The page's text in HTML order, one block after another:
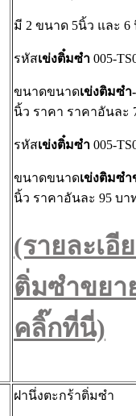
มี 2 ขนาด 5นิ้ว และ 6
รหัสเข่งติ๋มซำ 005-
ขนาดขนาดเข่งติมซ
นิ้ว ราคา ราคาอันละ
รหัสเข่งติ๋มซำ 005-
ขนาดขนาดเข่งติมซำ
นิ้ว ราคาอันละ 95 บา
(รายละเอี
ติ่มซำขยา
คลิ๊กที่นี่)
ฝานึ่งตะกร้าติ่มซำ